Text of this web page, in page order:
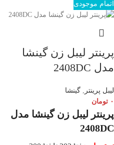
اتمام موجودی
پرینتر لیبل زن گینشا
مدل 2408DC
لیبل پرینتر , گینشا
۰ تومان
پرینتر لیبل زن گینشا مدل
2408DC